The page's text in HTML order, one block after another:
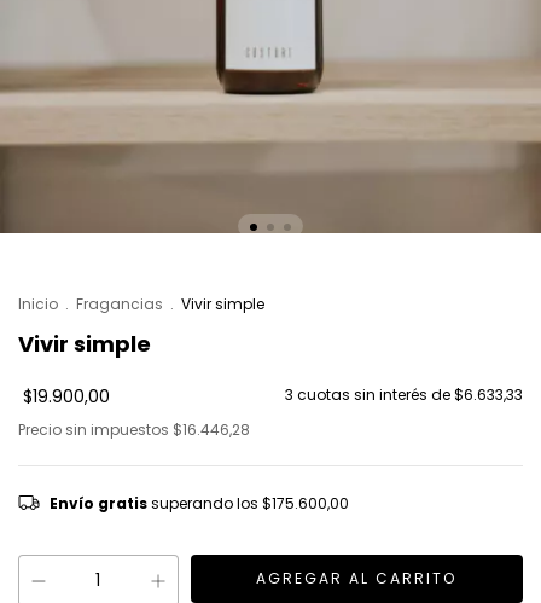
Inicio . Fragancias . Vivir simple
Vivir simple
$19.900,00 3 cuotas sin interés de$6.633,33
Precio sin impuestos $16.446,28
Envío gratis superando los $175.600,00